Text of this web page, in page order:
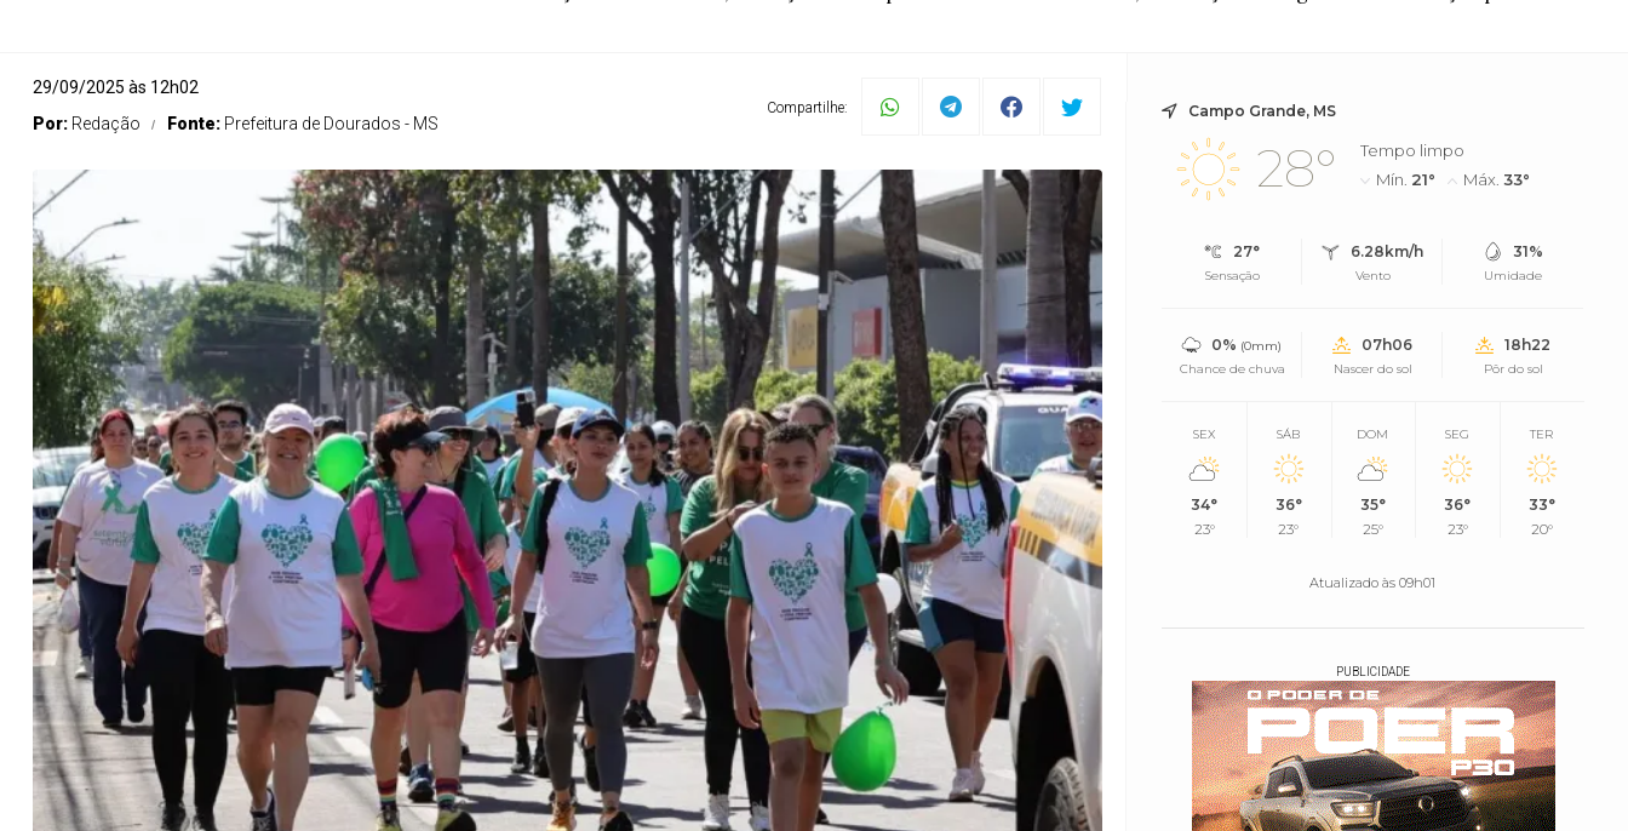
29/09/2025 às 12h02
Por: Redação Fonte: Prefeitura de Dourados - MS
Compartilhe: Campo Grande, MS
28°
Tempo limpo
Mín. 21° Máx.33°
27°
Sensação
6.28km/h
Vento
31%
Umidade
0% (0mm)
Chance de chuva
07h06
Nascer do sol
18h22
Pôr do sol
SEX
34°
23°
SÁB
36°
23°
DOM
35°
25°
SEG
36°
23°
TER
33°
20°
Atualizado às 09h01
PUBLICIDADE